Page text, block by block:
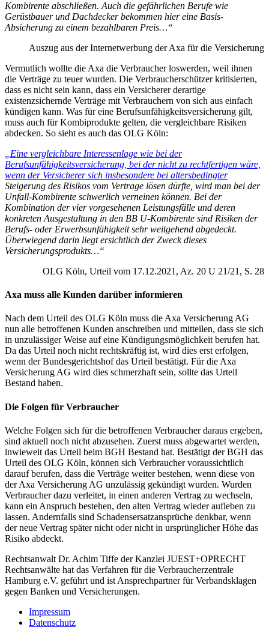
Kombirente abschließen. Auch die gefährlichen Berufe wie
Gerüstbauer und Dachdecker bekommen hier eine Basis-
Absicherung zu einem bezahlbaren Preis…“
Auszug aus der Internetwerbung der Axa für die Versicherung
Vermutlich wollte die Axa die Verbraucher loswerden, weil ihnen
die Verträge zu teuer wurden. Die Verbraucherschützer kritisierten,
dass es nicht sein kann, dass ein Versicherer derartige
existenzsichernde Verträge mit Verbrauchern von sich aus einfach
kündigen kann. Was für eine Berufsunfähigkeitsversicherung gilt,
muss auch für Kombiprodukte gelten, die vergleichbare Risiken
abdecken. So sieht es auch das OLG Köln:
„Eine vergleichbare Interessenlage wie bei der
Berufsunfähigkeitsversicherung, bei der nicht zu rechtfertigen wäre,
wenn der Versicherer sich insbesondere bei altersbedingter
Steigerung des Risikos vom Vertrage lösen dürfte, wird man bei der
Unfall-Kombirente schwerlich verneinen können. Bei der
Kombination der vier vorgesehenen Leistungsfälle und deren
konkreten Ausgestaltung in den BB U-Kombirente sind Risiken der
Berufs- oder Erwerbsunfähigkeit sehr weitgehend abgedeckt.
Überwiegend darin liegt ersichtlich der Zweck dieses
Versicherungsprodukts…“
OLG Köln, Urteil vom 17.12.2021, Az. 20 U 21/21, S. 28
Axa muss alle Kunden darüber informieren
Nach dem Urteil des OLG Köln muss die Axa Versicherung AG
nun alle betroffenen Kunden anschreiben und mitteilen, dass sie sich
in unzulässiger Weise auf eine Kündigungsmöglichkeit berufen hat.
Da das Urteil noch nicht rechtskräftig ist, wird dies erst erfolgen,
wenn der Bundesgerichtshof das Urteil bestätigt. Für die Axa
Versicherung AG wird dies schmerzhaft sein, sollte das Urteil
Bestand haben.
Die Folgen für Verbraucher
Welche Folgen sich für die betroffenen Verbraucher daraus ergeben,
sind aktuell noch nicht abzusehen. Zuerst muss abgewartet werden,
inwieweit das Urteil beim BGH Bestand hat. Bestätigt der BGH das
Urteil des OLG Köln, können sich Verbraucher voraussichtlich
darauf berufen, dass die Verträge weiter bestehen, wenn diese von
der Axa Versicherung AG unzulässig gekündigt wurden. Wurden
Verbraucher dazu verleitet, in einen anderen Vertrag zu wechseln,
kann ein Anspruch bestehen, den alten Vertrag wieder aufleben zu
lassen. Andernfalls sind Schadensersatzansprüche denkbar, wenn
der neue Vertrag später nicht oder nicht in ursprünglicher Höhe das
Risiko abdeckt.
Rechtsanwalt Dr. Achim Tiffe der Kanzlei JUEST+OPRECHT
Rechtsanwälte hat das Verfahren für die Verbraucherzentrale
Hamburg e.V. geführt und ist Ansprechpartner für Verbandsklagen
gegen Banken und Versicherungen.
Impressum
Datenschutz